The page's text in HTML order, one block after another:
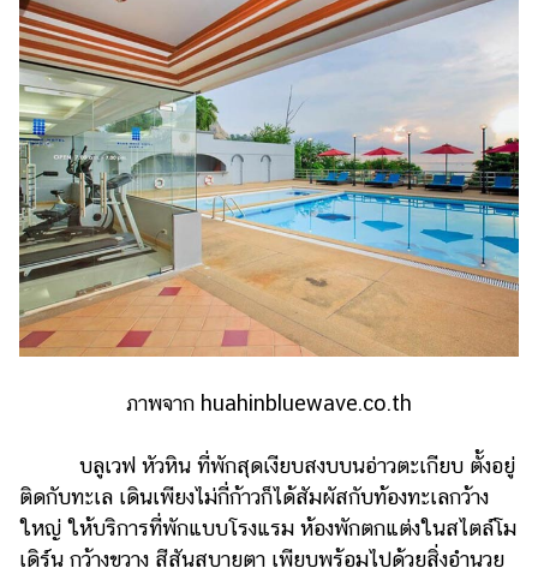
ภาพจาก huahinbluewave.co.th
บลูเวฟ หัวหิน ที่พักสุดเงียบสงบบนอ่าวตะเกียบ ตั้งอยู่
ติดกับทะเล เดินเพียงไม่กี่ก้าวก็ได้สัมผัสกับท้องทะเลกว้าง
ใหญ่ ให้บริการที่พักแบบโรงแรม ห้องพักตกแต่งในสไตล์โม
เดิร์น กว้างขวาง สีสันสบายตา เพียบพร้อมไปด้วยสิ่งอำนวย